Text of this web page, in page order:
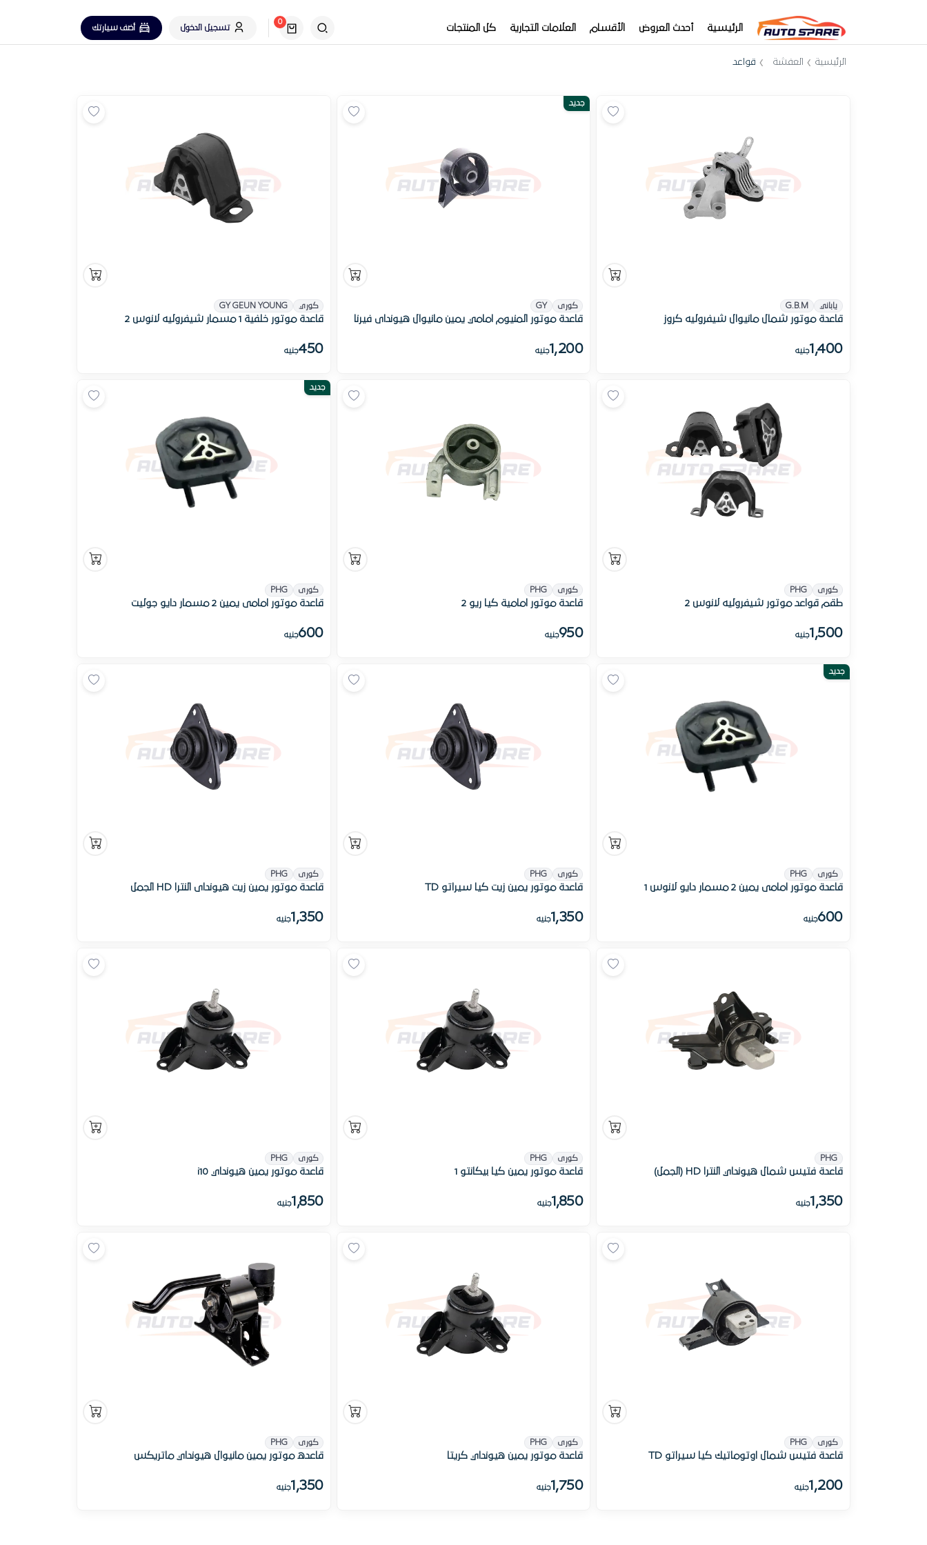
الرئيسية أحدث العروض الأقسام العلامات التجارية كل المنتجات
0
تسجيل الدخول
أضف سيارتك
الرئيسية العفشة قواعد
ياباني G.B.M
قاعدة موتور شمال مانيوال شيفروليه كروز
1,400جنيه
جديد
كورى GY
قاعدة موتور المنيوم امامي يمين مانيوال هيونداى فيرنا
1,200جنيه
كوري GY GEUN YOUNG
قاعدة موتور خلفية 1 مسمار شيفروليه لانوس 2
450جنيه
كورى PHG
طقم قواعد موتور شيفروليه لانوس 2
1,500جنيه
كورى PHG
قاعدة موتور امامية كيا ريو 2
950جنيه
جديد
كورى PHG
قاعدة موتور امامى يمين 2 مسمار دايو جوليت
600جنيه
جديد
كورى PHG
قاعدة موتور امامى يمين 2 مسمار دايو لانوس 1
600جنيه
كورى PHG
قاعدة موتور يمين زيت كيا سيراتو TD
1,350جنيه
كورى PHG
قاعدة موتور يمين زيت هيونداى النترا HD الجمل
1,350جنيه
PHG
قاعدة فتيس شمال هيونداي النترا HD (الجمل)
1,350جنيه
كورى PHG
قاعدة موتور يمين كيا بيكانتو 1
1,850جنيه
كورى PHG
قاعدة موتور يمين هيونداي i10
1,850جنيه
كورى PHG
قاعدة فتيس شمال اوتوماتيك كيا سيراتو TD
1,200جنيه
كورى PHG
قاعدة موتور يمين هيونداي كريتا
1,750جنيه
كورى PHG
قاعده موتور يمين مانيوال هيونداي ماتريكس
1,350جنيه